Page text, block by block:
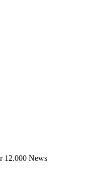
12.000 News